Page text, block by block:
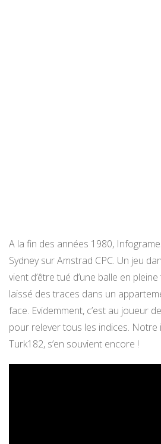
A la fin des années 1980,
Sydney sur Amstrad CPC. Un jeu
vient d’être tué d’une balle en
laissé des traces dans un
face. Evidemment, c’est au joueur
pour relever tous les indices. Notre
Turk182, s’en souvient encore !